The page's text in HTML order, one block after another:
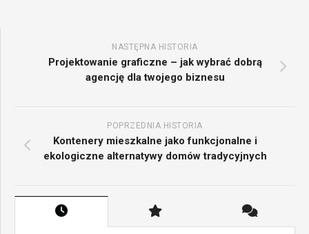
NASTĘPNA HISTORIA
Projektowanie graficzne – jak wybrać dobrą
agencję dla twojego biznesu
POPRZEDNIA HISTORIA
Kontenery mieszkalne jako funkcjonalne i
ekologiczne alternatywy domów tradycyjnych